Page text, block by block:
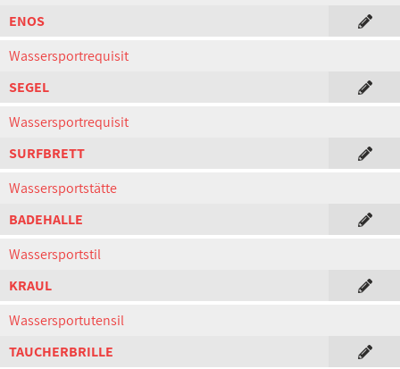
ENOS
Wassersportrequisit
SEGEL
Wassersportrequisit
SURFBRETT
Wassersportstätte
BADEHALLE
Wassersportstil
KRAUL
Wassersportutensil
TAUCHERBRILLE